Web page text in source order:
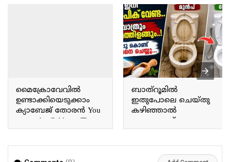
മൈക്രോവേവിൽ
ഉണ്ടാക്കിയെടുക്കാം
ക്യാബേജ് തോരൻ You
can make Cabbage Thoran
in the microwave.
ബാത്റൂമിൽ
ഇതുപോലെ ചെയ്തു
കഴിഞ്ഞാൽ
ഉപ്പുകൊണ്ട്
ചെറിയൊരു സൂത്രം
വളരെയധികം